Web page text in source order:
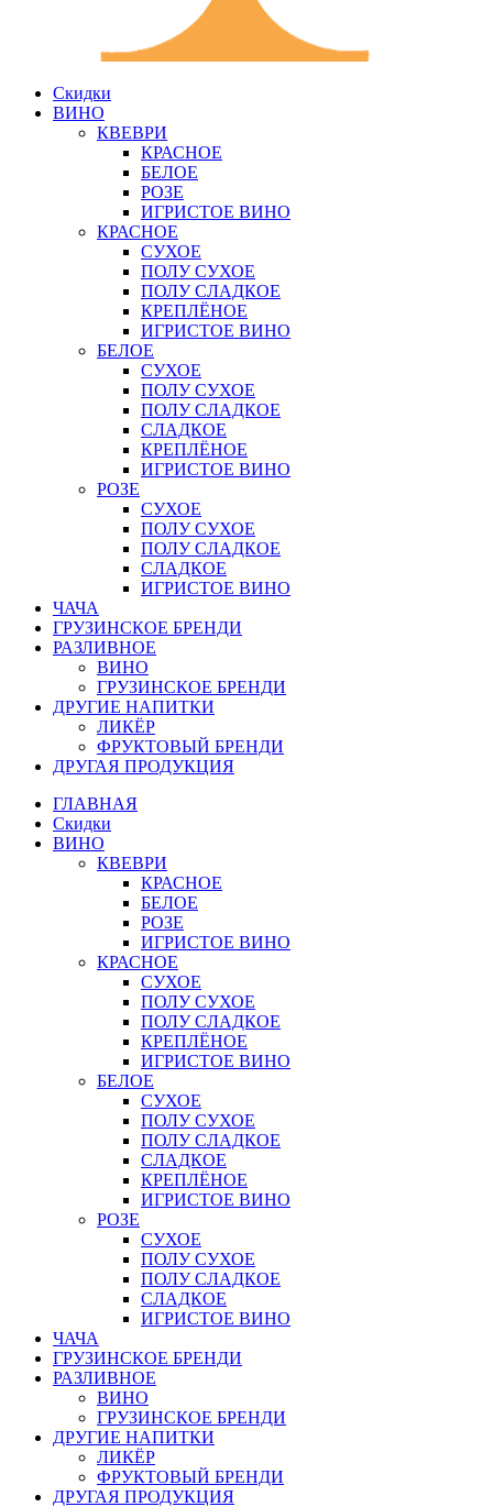
Скидки
ВИНО
КВЕВРИ
КРАСНОЕ
БЕЛОЕ
РОЗЕ
ИГРИСТОЕ ВИНО
КРАСНОЕ
СУХОЕ
ПОЛУ СУХОЕ
ПОЛУ СЛАДКОЕ
КРЕПЛЁНОЕ
ИГРИСТОЕ ВИНО
БЕЛОЕ
СУХОЕ
ПОЛУ СУХОЕ
ПОЛУ СЛАДКОЕ
СЛАДКОЕ
КРЕПЛЁНОЕ
ИГРИСТОЕ ВИНО
РОЗЕ
СУХОЕ
ПОЛУ СУХОЕ
ПОЛУ СЛАДКОЕ
СЛАДКОЕ
ИГРИСТОЕ ВИНО
ЧАЧА
ГРУЗИНСКОЕ БРЕНДИ
РАЗЛИВНОЕ
ВИНО
ГРУЗИНСКОЕ БРЕНДИ
ДРУГИЕ НАПИТКИ
ЛИКЁР
ФРУКТОВЫЙ БРЕНДИ
ДРУГАЯ ПРОДУКЦИЯ
ГЛАВНАЯ
Скидки
ВИНО
КВЕВРИ
КРАСНОЕ
БЕЛОЕ
РОЗЕ
ИГРИСТОЕ ВИНО
КРАСНОЕ
СУХОЕ
ПОЛУ СУХОЕ
ПОЛУ СЛАДКОЕ
КРЕПЛЁНОЕ
ИГРИСТОЕ ВИНО
БЕЛОЕ
СУХОЕ
ПОЛУ СУХОЕ
ПОЛУ СЛАДКОЕ
СЛАДКОЕ
КРЕПЛЁНОЕ
ИГРИСТОЕ ВИНО
РОЗЕ
СУХОЕ
ПОЛУ СУХОЕ
ПОЛУ СЛАДКОЕ
СЛАДКОЕ
ИГРИСТОЕ ВИНО
ЧАЧА
ГРУЗИНСКОЕ БРЕНДИ
РАЗЛИВНОЕ
ВИНО
ГРУЗИНСКОЕ БРЕНДИ
ДРУГИЕ НАПИТКИ
ЛИКЁР
ФРУКТОВЫЙ БРЕНДИ
ДРУГАЯ ПРОДУКЦИЯ